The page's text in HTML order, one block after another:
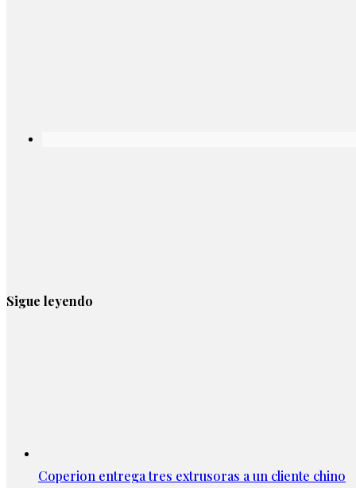
Sigue leyendo
Coperion entrega tres extrusoras a un cliente chino